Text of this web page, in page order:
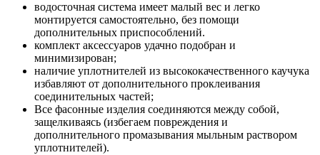
водосточная система имеет малый вес и легко
монтируется самостоятельно, без помощи
дополнительных приспособлений.
комплект аксессуаров удачно подобран и
минимизирован;
наличие уплотнителей из высококачественного каучука
избавляют от дополнительного проклеивания
соединительных частей;
Все фасонные изделия соединяются между собой,
защелкиваясь (избегаем повреждения и
дополнительного промазывания мыльным раствором
уплотнителей).